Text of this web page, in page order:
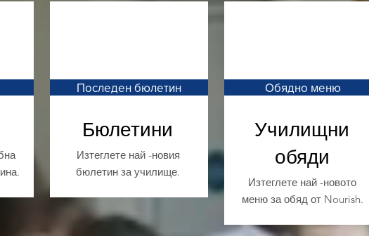
Последен бюлетин
Бюлетини
Изтеглете най -новия
бюлетин за училище.
Обядно меню
Училищни
обяди
Изтеглете най -новото
меню за обяд от Nourish.